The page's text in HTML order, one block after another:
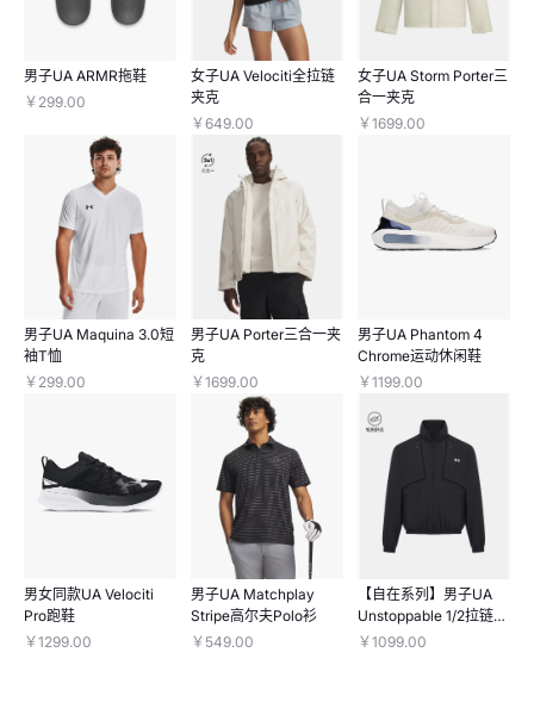
男子UA ARMR拖鞋
￥299.00
女子UA Velociti全拉链
夹克
￥649.00
女子UA Storm Porter三
合一夹克
￥1699.00
男子UA Maquina 3.0短
袖T恤
￥299.00
男子UA Porter三合一夹
克
￥1699.00
男子UA Phantom 4
Chrome运动休闲鞋
￥1199.00
男女同款UA Velociti
Pro跑鞋
￥1299.00
男子UA Matchplay
Stripe高尔夫Polo衫
￥549.00
【自在系列】男子UA
Unstoppable 1/2拉链梭
织长袖上衣
￥1099.00